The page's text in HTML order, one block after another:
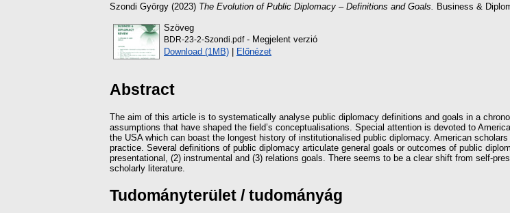
Szondi György (2023) The Evolution of Public Diplomacy – Definitions and Goals. Business &
Szöveg
BDR-23-2-Szondi.pdf- Megjelent verzió
Download (1MB) | Előnézet
Abstract
The aim of this article is to systematically analyse public diplomacy definitions and goals in a
assumptions that have shaped the field’s conceptualisations. Special attention is devoted to
the USA which can boast the longest history of institutionalised public diplomacy. American
practice. Several definitions of public diplomacy articulate general goals or outcomes of public
presentational, (2) instrumental and (3) relations goals. There seems to be a clear shift from self-
scholarly literature.
Tudományterület / tudományág